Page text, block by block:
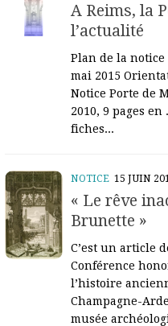
A Reims, la
l’actualité
Plan de la notice
mai 2015
Notice Porte de
2010, 9 pages
fiches...
NOTICE 15 JUIN
« Le rêve
Brunette »
C’est un article
Conférence
l’histoire
Champagne-
musée